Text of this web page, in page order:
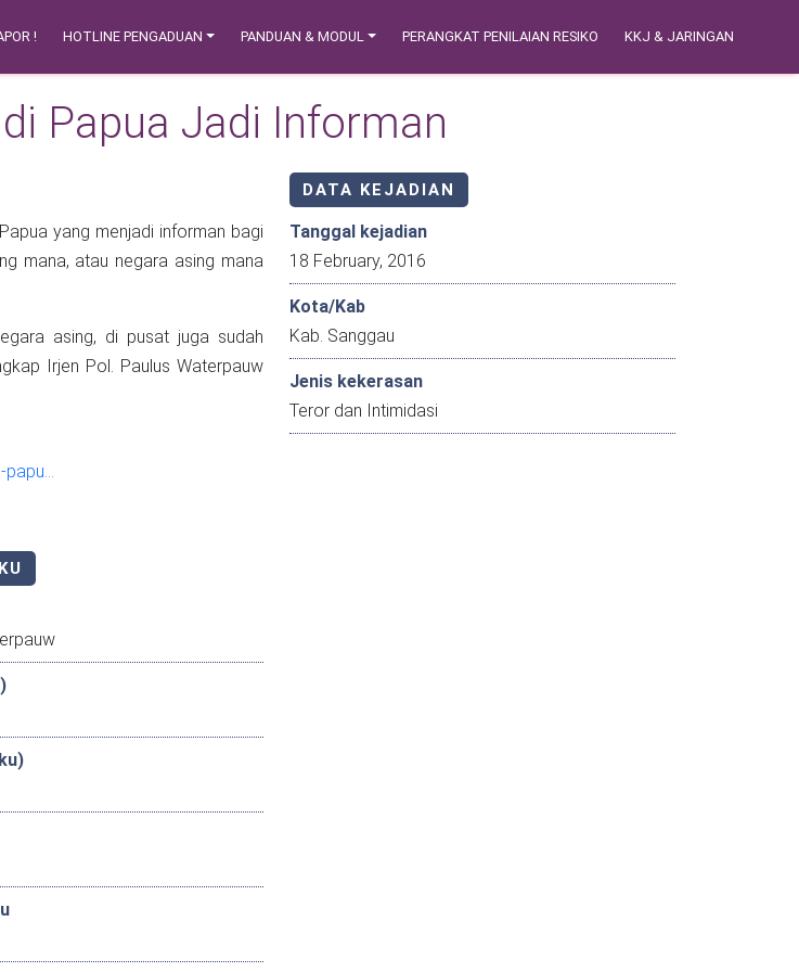
! HOTLINE PENGADUAN PANDUAN & MODUL PERANGKAT PENILAIAN RESIKO KKJ & JARINGAN
Papua Jadi Informan
yang menjadi informan bagi
mana, atau negara asing mana
asing, di pusat juga sudah
Irjen Pol. Paulus Waterpauw
papu…
DATA KEJADIAN
Tanggal kejadian
18 February, 2016
Kota/Kab
Kab. Sanggau
Jenis kekerasan
Teror dan Intimidasi